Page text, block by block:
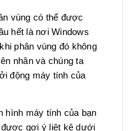
vùng có thể được
hết là nơi Windows
phân vùng đó không
nhân và chúng ta
động máy tính của
hình máy tính của bạn
được gợi ý liệt kê dưới